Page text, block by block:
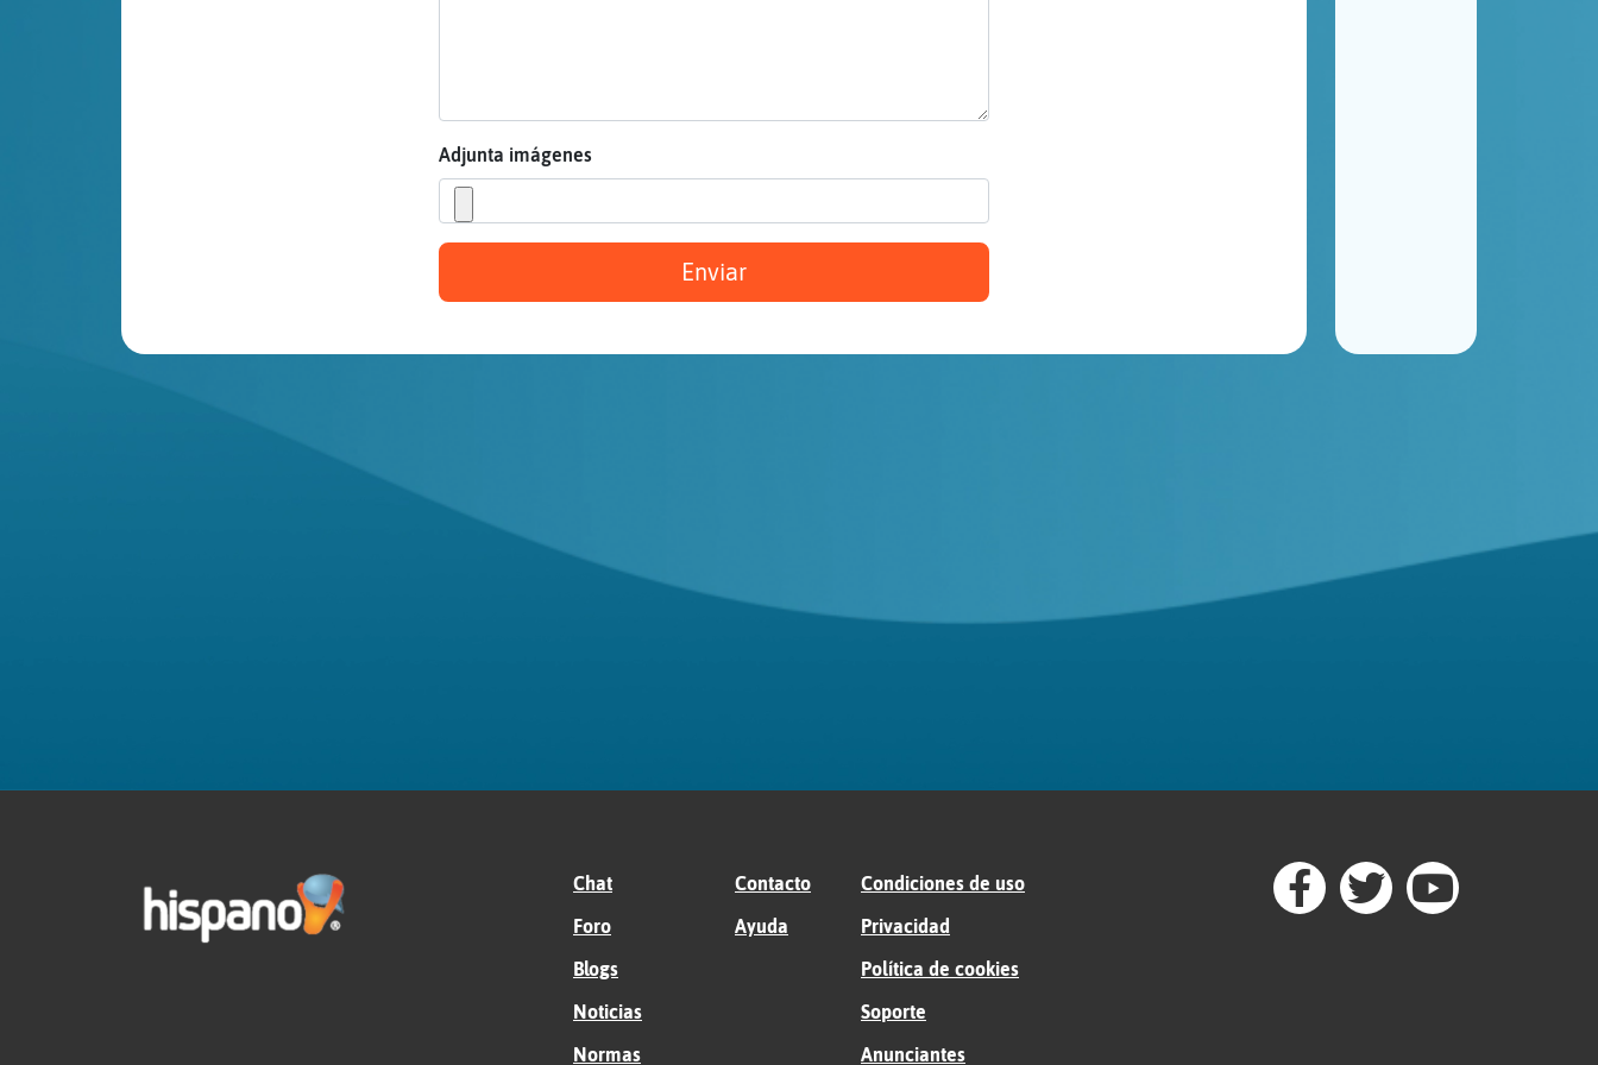
Adjunta imágenes
Enviar
Chat
Foro
Blogs
Noticias
Normas
Contacto
Ayuda
Condiciones de uso
Privacidad
Política de cookies
Soporte
Anunciantes